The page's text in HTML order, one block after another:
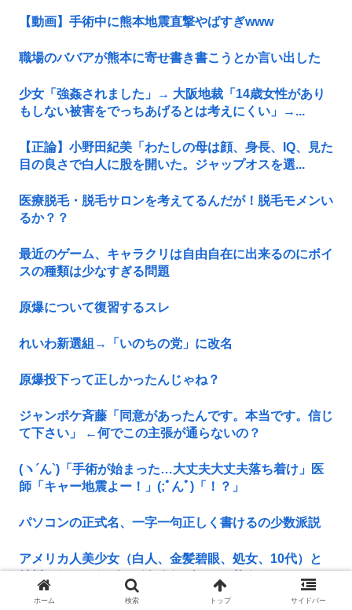
【動画】手術中に熊本地震直撃やばすぎwww
職場のババアが熊本に寄せ書き書こうとか言い出した
少女「強姦されました」→ 大阪地裁「14歳女性があり
もしない被害をでっちあげるとは考えにくい」→...
【正論】小野田紀美「わたしの母は顔、身長、IQ、見た
目の良さで白人に股を開いた。ジャップオスを選...
医療脱毛・脱毛サロンを考えてるんだが！脱毛モメンい
るか？？
最近のゲーム、キャラクリは自由自在に出来るのにボイ
スの種類は少なすぎる問題
原爆について復習するスレ
れいわ新選組→「いのちの党」に改名
原爆投下って正しかったんじゃね？
ジャンポケ斉藤「同意があったんです。本当です。信じ
て下さい」 ←何でこの主張が通らないの？
(ヽ´ん`)「手術が始まった…大丈夫大丈夫落ち着け」医
師「キャー地震よー！」(;ﾟんﾟ)「！？」
パソコンの正式名、一字一句正しく書けるの少数派説
アメリカ人美少女（白人、金髪碧眼、処女、10代）と
結婚したいんだが、どうすればいいか教えろ
ホーム 検索 トップ サイドバー